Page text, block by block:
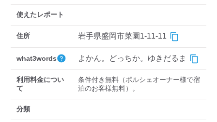
検索する
使えたレポート
住所 岩手県盛岡市菜園1-11-11
what3words よかん。どっちか。ゆきだるま
利用料金につい
て
条件付き無料（ポルシェオーナー様で宿
泊のお客様無料）。
分類